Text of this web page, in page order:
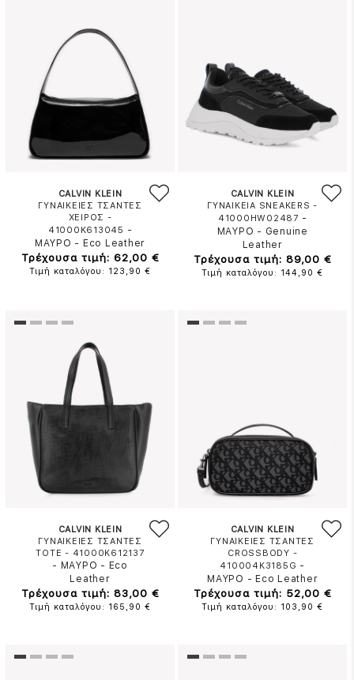
CALVIN KLEIN
ΓΥΝΑΙΚΕΙΕΣ ΤΣΑΝΤΕΣ
ΧΕΙΡΟΣ -
41000K613045 -
ΜΑΥΡΟ - Eco Leather
Τρέχουσα τιμή: 62,00 €
Τιμή καταλόγου: 123,90 €
CALVIN KLEIN
ΓΥΝΑΙΚΕΙΑ SNEAKERS -
41000HW02487 -
ΜΑΥΡΟ - Genuine
Leather
Τρέχουσα τιμή: 89,00 €
Τιμή καταλόγου: 144,90 €
CALVIN KLEIN
ΓΥΝΑΙΚΕΙΕΣ ΤΣΑΝΤΕΣ
TOTE - 41000K612137
- ΜΑΥΡΟ - Eco
Leather
Τρέχουσα τιμή: 83,00 €
Τιμή καταλόγου: 165,90 €
CALVIN KLEIN
ΓΥΝΑΙΚΕΙΕΣ ΤΣΑΝΤΕΣ
CROSSBODY -
410004K3185G -
ΜΑΥΡΟ - Eco Leather
Τρέχουσα τιμή: 52,00 €
Τιμή καταλόγου: 103,90 €